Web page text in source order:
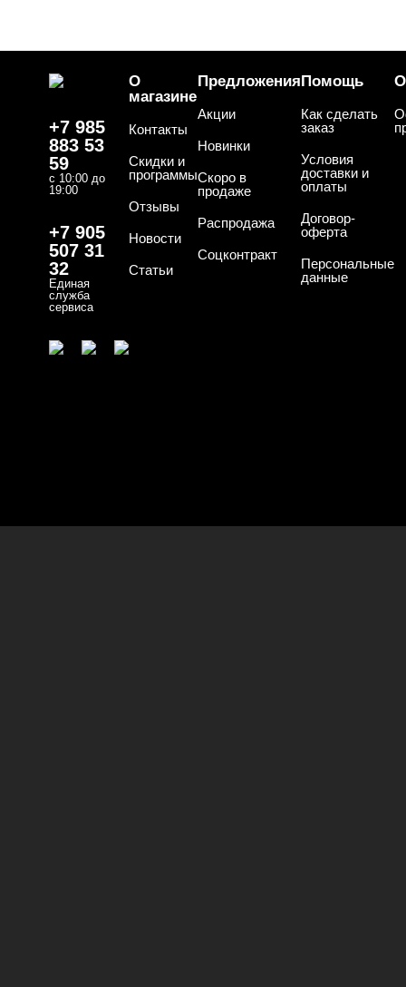
+7 985
883 53
59
с 10:00 до
19:00
+7 905
507 31
32
Единая
служба
сервиса
О
магазине
Контакты
Скидки и
программы
Отзывы
Новости
Статьи
Предложения
Акции
Новинки
Скоро в
продаже
Распродажа
Соцконтракт
Помощь
Как сделать
заказ
Условия
доставки и
оплаты
Договор-
оферта
Персональные
данные